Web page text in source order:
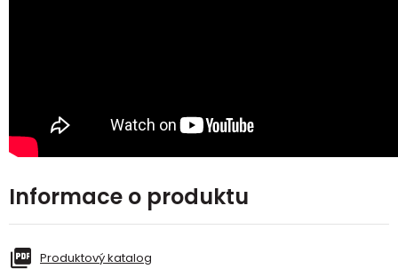
Informace o produktu
Produktový katalog